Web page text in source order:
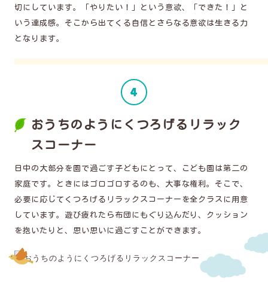
切にしています。「やりたい！」という意欲、「できた！」と
いう達成感。そこから出てくる自信とさらなる意欲は生きる力
となります。
おうちのようにくつろげるリラック
スコーナー
日中の大部分を園で過ごす子どもにとって、こども園は第二の
家庭です。ときにはゴロゴロするのも、大事な権利。そこで、
必要に応じてくつろげるリラックスコーナーを全クラスに用意
しています。遊び疲れたら布団にもぐり込んだり、クッション
を抱いたりと、思い思いに過ごすことができます。